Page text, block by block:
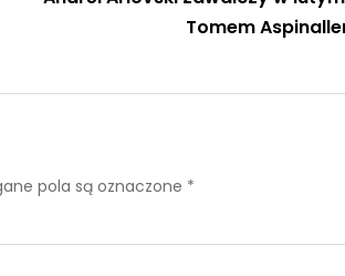
Tomem
pola są oznaczone *